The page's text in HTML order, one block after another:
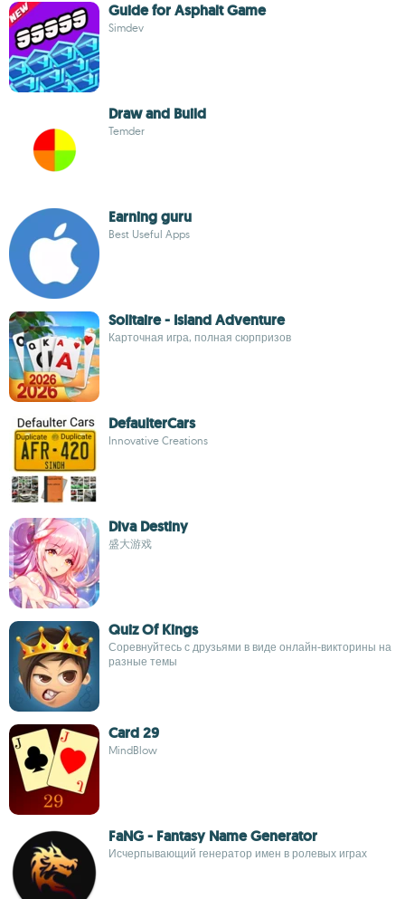
Guide for Asphalt Game
Simdev
Draw and Build
Temder
Earning guru
Best Useful Apps
Solitaire - Island Adventure
Карточная игра, полная сюрпризов
DefaulterCars
Innovative Creations
Diva Destiny
盛大游戏
Quiz Of Kings
Соревнуйтесь с друзьями в виде онлайн-викторины на
разные темы
Card 29
MindBlow
FaNG - Fantasy Name Generator
Исчерпывающий генератор имен в ролевых играх